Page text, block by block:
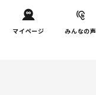
マイページ みんなの声
5